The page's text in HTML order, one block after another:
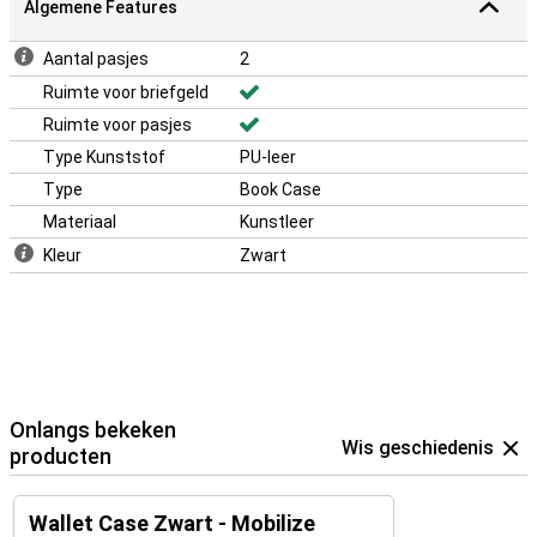
Algemene Features
Aantal pasjes
2
Ruimte voor briefgeld
Ruimte voor pasjes
Type Kunststof
PU-leer
Type
Book Case
Materiaal
Kunstleer
Kleur
Zwart
Onlangs bekeken
producten
Wis geschiedenis
Wallet Case Zwart - Mobilize